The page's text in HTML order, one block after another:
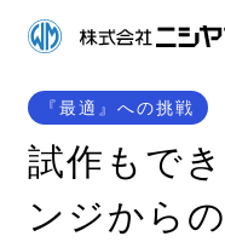
『最適』への挑戦
試作もで
ンジから